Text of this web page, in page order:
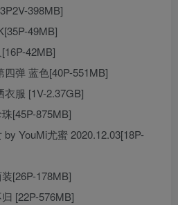
398MB]
49MB]
42MB]
弹 蓝色[40P-551MB]
服 [1V-2.37GB]
[45P-875MB]
YouMi尤蜜 2020.12.03[18P-
[26P-178MB]
[22P-576MB]